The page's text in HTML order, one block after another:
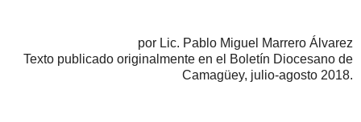
por Lic. Pablo Miguel Marrero Álvarez
Texto publicado originalmente en el Boletín Diocesano de
Camagüey, julio-agosto 2018.